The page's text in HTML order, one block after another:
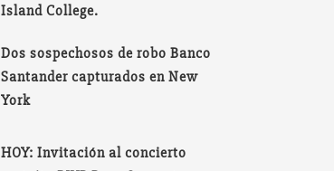
Island College.
Dos sospechosos de robo Banco
Santander capturados en New
York
HOY: Invitación al concierto